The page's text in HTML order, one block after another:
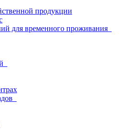
продукции
для временного проживания